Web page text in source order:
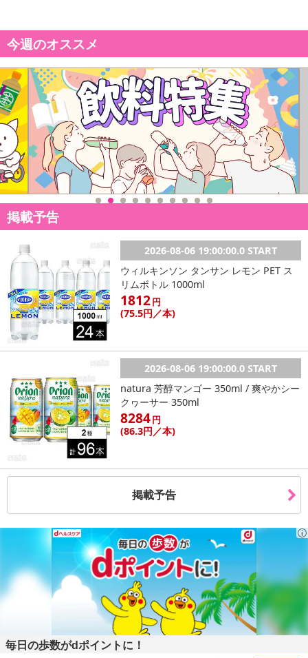
今週のオススメ
掲載予告
2026-08-06 19:00:00.0 START
ウィルキンソン タンサン レモン PET ス
リムボトル 1000ml
1812円
(75.5円／本)
2026-08-06 19:00:00.0 START
natura 芳醇マンゴー 350ml / 爽やかシー
クヮーサー 350ml
8284円
(86.3円 ／本)
掲載予告
毎日の歩数がdポイントに！